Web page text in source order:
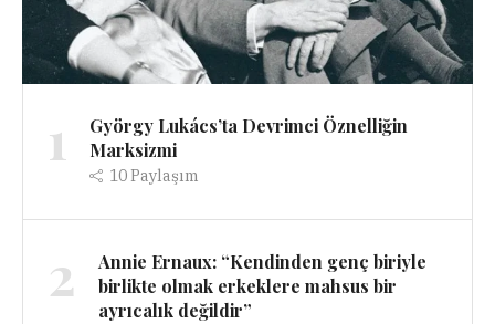
1
György Lukács’ta Devrimci Öznelliğin
Marksizmi
10Paylaşım
2
Annie Ernaux: “Kendinden genç biriyle
birlikte olmak erkeklere mahsus bir
ayrıcalık değildir”